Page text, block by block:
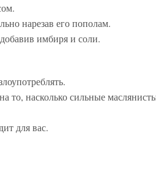
нарезав его пополам.
имбиря и соли.
то, насколько сильные
для вас.